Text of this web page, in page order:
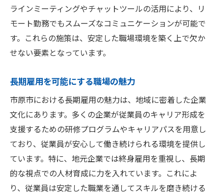
ラインミーティングやチャットツールの活用により、リ
モート勤務でもスムーズなコミュニケーションが可能で
す。これらの施策は、安定した職場環境を築く上で欠か
せない要素となっています。
長期雇用を可能にする職場の魅力
市原市における長期雇用の魅力は、地域に密着した企業
文化にあります。多くの企業が従業員のキャリア形成を
支援するための研修プログラムやキャリアパスを用意し
ており、従業員が安心して働き続けられる環境を提供し
ています。特に、地元企業では終身雇用を重視し、長期
的な視点での人材育成に力を入れています。これによ
り、従業員は安定した職業を通してスキルを磨き続ける